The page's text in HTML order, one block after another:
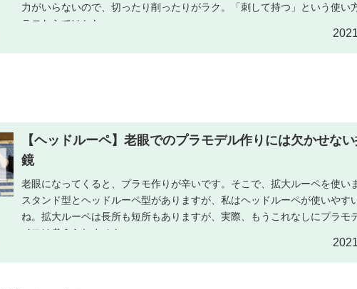
力がいらないので、切ったり削ったりがラク。「刺して持つ」という使い
ラモならではかな。
【ヘッドルーペ】老眼でのプラモデル作りには欠かせな
鏡
老眼になってくると、プラモ作りが辛いです。そこで、拡大ルーペを使い
スタンド型とヘッドルーペ型がありますが、私はヘッドルーペが使いやす
ね。拡大ルーペは長所も短所もありますが、実際、もうこれなしにプラモ
イフは考えられません。